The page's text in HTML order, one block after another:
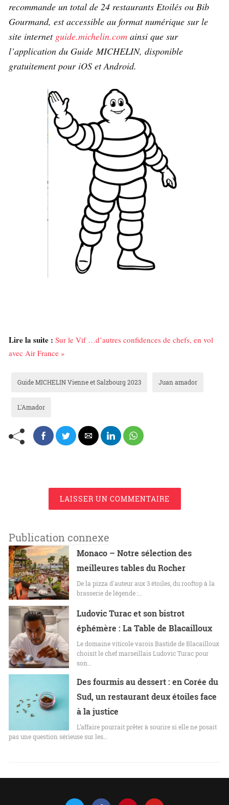
recommande un total de 24 restaurants Etoilés ou Bib
Gourmand, est accessible au format numérique sur le
site internet guide.michelin.com ainsi que sur
l’application du Guide MICHELIN, disponible
gratuitement pour iOS et Android.
Lire la suite : Sur le Vif …d’autres confidences de chefs, en vol
avec Air France »
Guide MICHELIN Vienne et Salzbourg 2023 Juan amador
L'Amador
LAISSER UN COMMENTAIRE
Publication connexe
Monaco – Notre sélection des
meilleures tables du Rocher
De la pizza d'auteur aux 3 étoiles, du rooftop à la
brasserie de légende :…
Ludovic Turac et son bistrot
éphémère : La Table de Blacailloux
Le domaine viticole varois Bastide de Blacailloux
choisit le chef marseillais Ludovic Turac pour
son…
Des fourmis au dessert : en Corée du
Sud, un restaurant deux étoiles face
à la justice
L’affaire pourrait prêter à sourire si elle ne posait
pas une question sérieuse sur les…